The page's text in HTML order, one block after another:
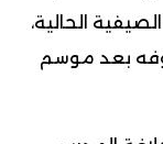
الحالية،
بعد موسم